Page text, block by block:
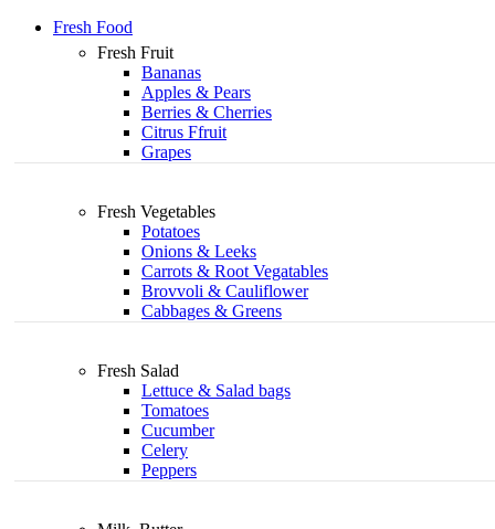
Fresh Food
Fresh Fruit
Bananas
Apples & Pears
Berries & Cherries
Citrus Ffruit
Grapes
Fresh Vegetables
Potatoes
Onions & Leeks
Carrots & Root Vegatables
Brovvoli & Cauliflower
Cabbages & Greens
Fresh Salad
Lettuce & Salad bags
Tomatoes
Cucumber
Celery
Peppers